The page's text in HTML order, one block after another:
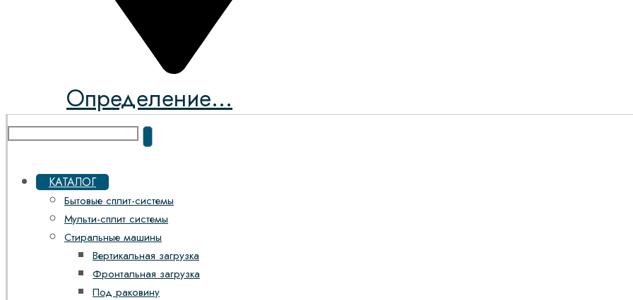
Определение...
КАТАЛОГ
Бытовые сплит-системы
Мульти-сплит системы
Стиральные машины
Вертикальная загрузка
Фронтальная загрузка
Под раковину